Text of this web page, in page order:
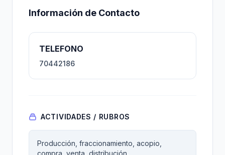
Información de Contacto
TELEFONO
70442186
ACTIVIDADES / RUBROS
Producción, fraccionamiento, acopio,
compra, venta, distribución,